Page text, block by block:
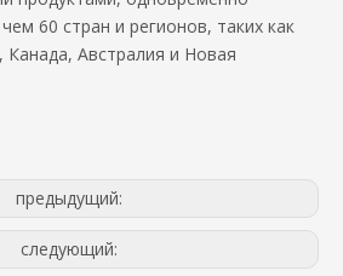
60 стран и регионов, таких как
Австралия и Новая
предыдущий:
следующий: